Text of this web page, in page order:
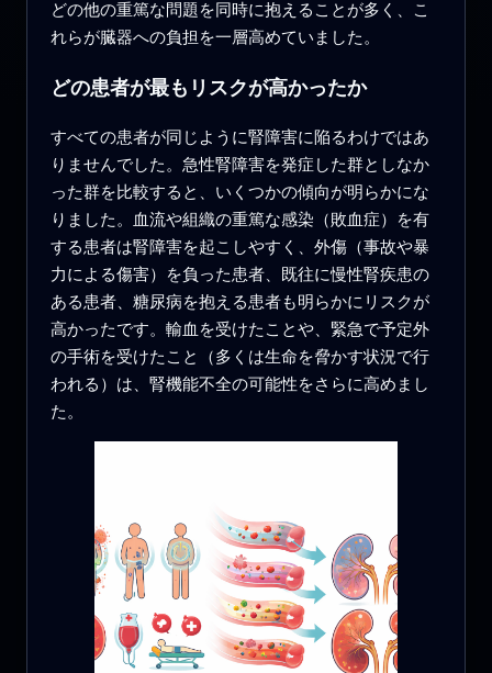
どの他の重篤な問題を同時に抱えることが多く、こ
れらが臓器への負担を一層高めていました。
どの患者が最もリスクが高かったか
すべての患者が同じように腎障害に陥るわけではあ
りませんでした。急性腎障害を発症した群としなか
った群を比較すると、いくつかの傾向が明らかにな
りました。血流や組織の重篤な感染（敗血症）を有
する患者は腎障害を起こしやすく、外傷（事故や暴
力による傷害）を負った患者、既往に慢性腎疾患の
ある患者、糖尿病を抱える患者も明らかにリスクが
高かったです。輸血を受けたことや、緊急で予定外
の手術を受けたこと（多くは生命を脅かす状況で行
われる）は、腎機能不全の可能性をさらに高めまし
た。